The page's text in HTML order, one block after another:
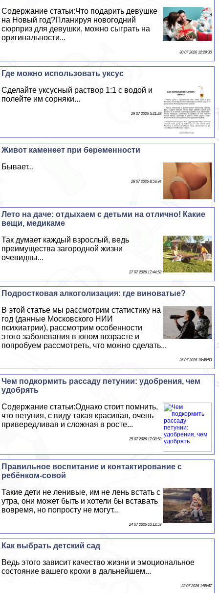
Содержание статьи:Что подарить дeвyшке
на Новый год?Планируя новогодний
сюрприз для дeвyшки, можно сыграть на
оригинальности...
30 07 2026 12:29:30
Где можно использовать уксус
Сделайте уксусный раствор 1:1 с водой и
полейте им сорняки...
29 07 2026 5:21:28
Живот каменеет при беременности
Бывает...
28 07 2026 8:59:34
Лето на даче: отдыхаем с детьми на отлично! Какие
вещи, медикаме
Так думает каждый взрослый, ведь
преимущества загородной жизни
очевидны...
27 07 2026 17:44:58
Подростковая алкоголизация: где виноватые?
В этой статье мы рассмотрим статистику на
год (данные Московского НИИ
психиатрии), рассмотрим особенности
этого заболевания в юном возрасте и
попробуем рассмотреть, что можно сделать...
26 07 2026 18:48:53
Чем подкормить рассаду петунии: удобрения, чем
удобрять
Содержание статьи:Однако стоит помнить,
что петуния, с виду такая красивая, очень
привередливая и сложная в росте...
25 07 2026 17:38:58
Правильное воспитание и контактирование с
ребёнком-совой
Такие дети не ленивые, им не лень встать с
утра, они может быть и хотели бы вставать
вовремя, но попросту не могут...
24 07 2026 10:12:59
Как выбрать детский сад
Ведь этого зависит качество жизни и эмоциональное
состояние вашего крохи в дальнейшем...
23 07 2026 1:55:47